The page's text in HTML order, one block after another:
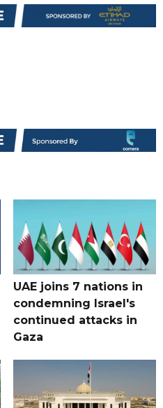
UAE joins 7 nations in
condemning Israel's
continued attacks in
Gaza